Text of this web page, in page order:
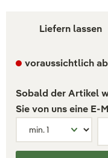
Liefern lassen
voraussichtlich
Sobald der Artikel
Sie von uns eine E-